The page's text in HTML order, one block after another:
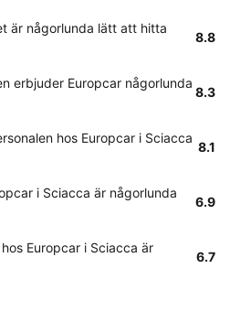
är någorlunda lätt att hitta
8.8
erbjuder Europcar någorlunda
8.3
hos Europcar i Sciacca
8.1
i Sciacca är någorlunda
6.9
Europcar i Sciacca är
6.7